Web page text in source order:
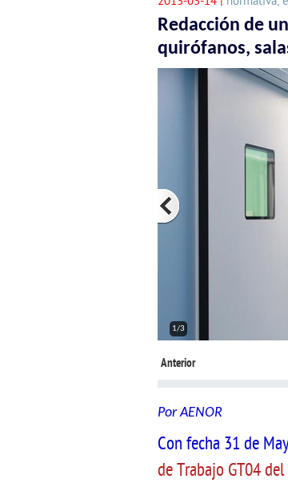
Redacción de
quirófanos,
1/3
Anterior
Por AENOR
Con fecha 31 de
de Trabajo GT04